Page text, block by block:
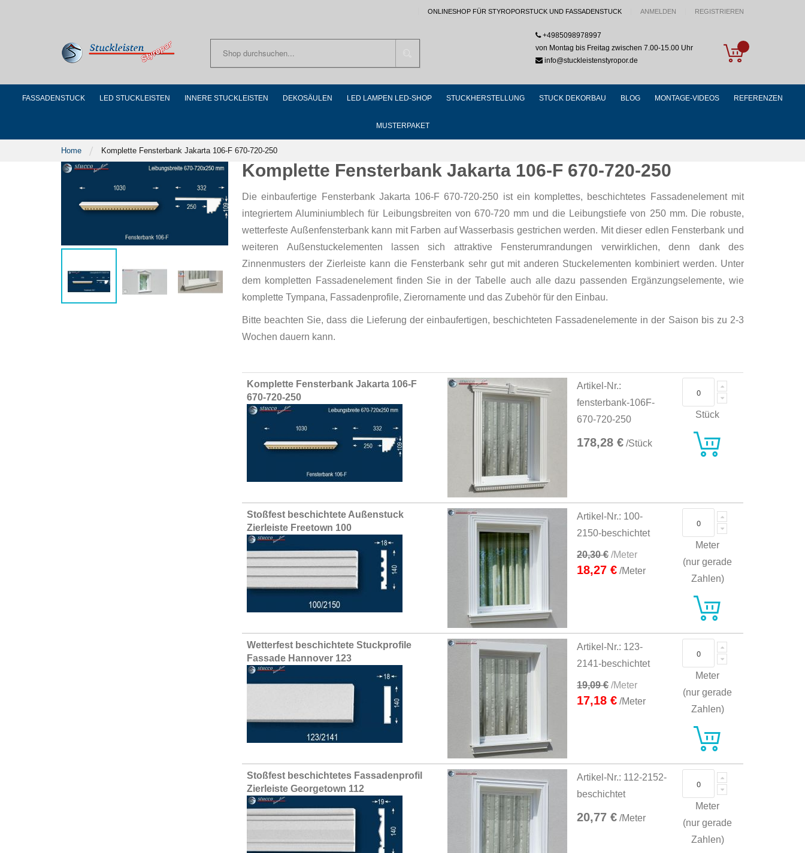
ONLINESHOP FÜR STYROPORSTUCK UND FASSADENSTUCK ANMELDEN REGISTRIEREN
My Cart
+4985098978997
von Montag bis Freitag zwischen 7.00-15.00 Uhr
info@stuckleistenstyropor.de
FASSADENSTUCK LED STUCKLEISTEN INNERE STUCKLEISTEN DEKOSÄULEN LED LAMPEN LED-SHOP STUCKHERSTELLUNG STUCK DEKORBAU BLOG MONTAGE-VIDEOS REFERENZEN
MUSTERPAKET
Home Komplette Fensterbank Jakarta 106-F 670-720-250
Komplette Fensterbank Jakarta 106-F 670-720-250
Die einbaufertige Fensterbank Jakarta 106-F 670-720-250 ist ein komplettes, beschichtetes Fassadenelement mit
integriertem Aluminiumblech für Leibungsbreiten von 670-720 mm und die Leibungstiefe von 250 mm. Die robuste,
wetterfeste Außenfensterbank kann mit Farben auf Wasserbasis gestrichen werden. Mit dieser edlen Fensterbank und
weiteren Außenstuckelementen lassen sich attraktive Fensterumrandungen verwirklichen, denn dank des
Zinnenmusters der Zierleiste kann die Fensterbank sehr gut mit anderen Stuckelementen kombiniert werden. Unter
dem kompletten Fassadenelement finden Sie in der Tabelle auch alle dazu passenden Ergänzungselemente, wie
komplette Tympana, Fassadenprofile, Zierornamente und das Zubehör für den Einbau.
Bitte beachten Sie, dass die Lieferung der einbaufertigen, beschichteten Fassadenelemente in der Saison bis zu 2-3
Wochen dauern kann.
Grouped
product
items
Komplette Fensterbank Jakarta 106-F
670-720-250
Artikel-Nr.:
fensterbank-106F-
670-720-250
178,28 € /Stück
Stück
Stoßfest beschichtete Außenstuck
Zierleiste Freetown 100
Artikel-Nr.: 100-
2150-beschichtet
20,30 € /Meter
18,27 € /Meter
Meter
(nur gerade
Zahlen)
Wetterfest beschichtete Stuckprofile
Fassade Hannover 123
Artikel-Nr.: 123-
2141-beschichtet
19,09 € /Meter
17,18 € /Meter
Meter
(nur gerade
Zahlen)
Stoßfest beschichtetes Fassadenprofil
Zierleiste Georgetown 112
Artikel-Nr.: 112-2152-
beschichtet
20,77 € /Meter
Meter
(nur gerade
Zahlen)